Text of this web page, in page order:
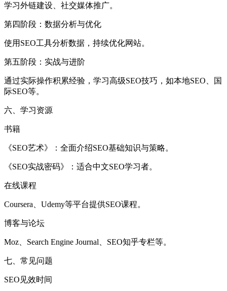
学习外链建设、社交媒体推广。
第四阶段：数据分析与优化
使用SEO工具分析数据，持续优化网站。
第五阶段：实战与进阶
通过实际操作积累经验，学习高级SEO技巧，如本地SEO、国
际SEO等。
六、学习资源
书籍
《SEO艺术》：全面介绍SEO基础知识与策略。
《SEO实战密码》：适合中文SEO学习者。
在线课程
Coursera、Udemy等平台提供SEO课程。
博客与论坛
Moz、Search Engine Journal、SEO知乎专栏等。
七、常见问题
SEO见效时间